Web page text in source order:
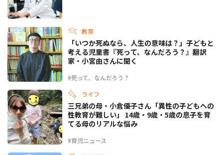
教育
#死って、なんだろう？
「いつか死ぬなら、人生の意味は？」子どもと
考える児童書『死って、なんだろう？』翻訳
家・小宮由さんに聞く
ライフ
#育児ニュース
三兄弟の母・小倉優子さん「異性の子どもへの
性教育が難しい」 14歳・9歳・5歳の息子を育
てる母のリアルな悩み